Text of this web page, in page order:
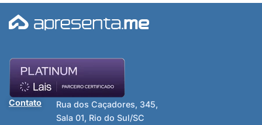
Contato
Rua dos Caçadores, 345,
Sala 01, Rio do Sul/SC